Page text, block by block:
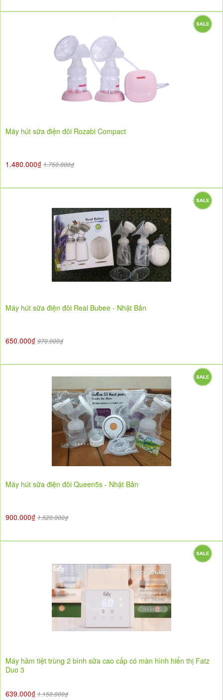
Máy hút sữa điện đôi Rozabi Compact
1.480.000₫ 1.750.000₫
Máy hút sữa điện đôi Real Bubee - Nhật Bản
650.000₫ 970.000₫
Máy hút sữa điện đôi Queen5s - Nhật Bản
900.000₫ 1.520.000₫
Máy hâm tiệt trùng 2 bình sữa cao cấp có màn hình hiển thị Fatz
Duo 3
639.000₫ 1.150.000₫